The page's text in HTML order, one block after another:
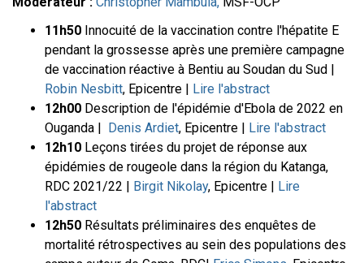
11h50 Innocuité de la vaccination contre l'hépatite E
pendant la grossesse après une première campagne
de vaccination réactive à Bentiu au Soudan du Sud |
Robin Nesbitt, Epicentre |
Lire l'abstract
12h00 Description de l'épidémie d'Ebola de 2022 en
Ouganda |
Denis Ardiet, Epicentre |
Lire l'abstract
12h10 Leçons tirées du projet de réponse aux
épidémies de rougeole dans la région du Katanga,
RDC 2021/22 |
Birgit Nikolay, Epicentre |
Lire
l'abstract
12h50 Résultats préliminaires des enquêtes de
mortalité rétrospectives au sein des populations des